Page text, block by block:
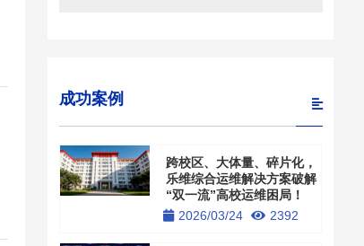
成功案例
跨校区、大体量、碎片化，
乐维综合运维解决方案破解
“双一流”高校运维困局！
2026/03/24
2392